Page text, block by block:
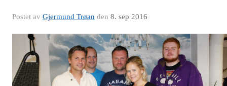
Postet av Gjermund Trøan den 8. sep 2016